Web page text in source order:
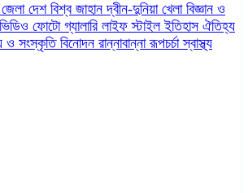
জেলা দেশ বিশ্ব জাহানদ্বীন-দুনিয়া খেলা বিজ্ঞান ও
ভিডিও ফোটো গ্যালারি লাইফ স্টাইলইতিহাস ঐতিহ্য
ও সংস্কৃতি বিনোদন রান্নাবান্নারূপচর্চাস্বাস্থ্য